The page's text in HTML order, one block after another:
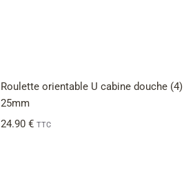
Roulette orientable U cabine douche (4)
25mm
24.90 € TTC